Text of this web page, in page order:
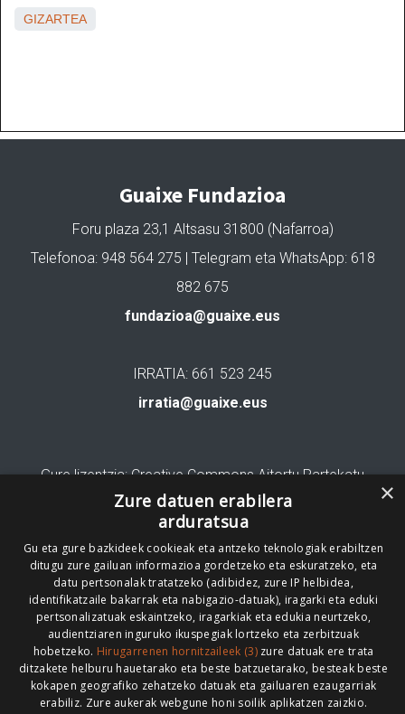
GIZARTEA
Guaixe Fundazioa
Foru plaza 23,1 Altsasu 31800 (Nafarroa)
Telefonoa: 948 564 275 | Telegram eta WhatsApp: 618
882 675
fundazioa@guaixe.eus
IRRATIA: 661 523 245
irratia@guaixe.eus
Gure lizentzia: Creative Commons Aitortu Partekatu
Codesyntaxek garatua
HONI BURUZ LEGE OHARRA PUBLIZITATEA
ARAUAK HARREMANETARAKO RSS
×
Zure datuen erabilera
arduratsua
Gu eta gure bazkideek cookieak eta antzeko teknologiak erabiltzen
ditugu zure gailuan informazioa gordetzeko eta eskuratzeko, eta
datu pertsonalak tratatzeko (adibidez, zure IP helbidea,
identifikatzaile bakarrak eta nabigazio-datuak), iragarki eta eduki
pertsonalizatuak eskaintzeko, iragarkiak eta edukia neurtzeko,
audientziaren inguruko ikuspegiak lortzeko eta zerbitzuak
hobetzeko. Hirugarrenen hornitzaileek (3)zure datuak ere trata
ditzakete helburu hauetarako eta beste batzuetarako, besteak beste
kokapen geografiko zehatzeko datuak eta gailuaren ezaugarriak
erabiliz. Zure aukerak webgune honi soilik aplikatzen zaizkio.